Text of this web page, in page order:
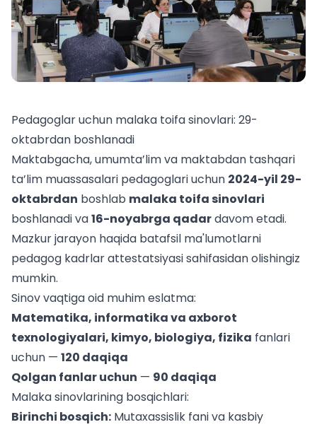
Pedagoglar uchun malaka toifa sinovlari: 29-
oktabrdan boshlanadi
Maktabgacha, umumta’lim va maktabdan tashqari
ta’lim muassasalari pedagoglari uchun 2024-yil 29-
oktabrdan boshlab malaka toifa sinovlari
boshlanadi va16-noyabrga qadardavom etadi.
Mazkur jarayon haqida batafsil ma'lumotlarni
pedagog kadrlar attestatsiyasisahifasidan olishingiz
mumkin.
Sinov vaqtiga oid muhim eslatma:
Matematika, informatika va axborot
texnologiyalari, kimyo, biologiya, fizika fanlari
uchun — 120 daqiqa
Qolgan fanlar uchun — 90 daqiqa
Malaka sinovlarining bosqichlari:
Birinchi bosqich: Mutaxassislik fani va kasbiy